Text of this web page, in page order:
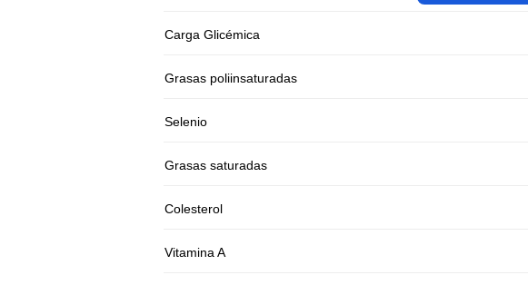
Carga Glicémica
Grasas poliinsaturadas
Selenio
Grasas saturadas
Colesterol
Vitamina A